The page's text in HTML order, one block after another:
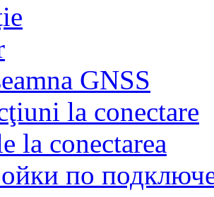
GNSS
la conectare
la conectarea
по